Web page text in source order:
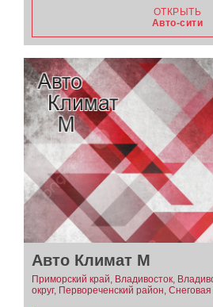
ОТКРЫТЬ
Авто-сити
Авто Климат М
Приморский край, Владивосток,
округ, Первореченский район,